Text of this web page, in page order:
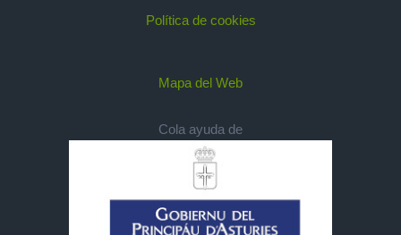
Política de cookies
Mapa del Web
Cola ayuda de